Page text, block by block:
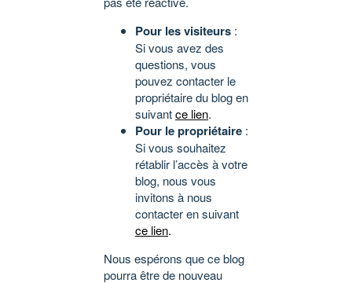
Pour les visiteurs :
Si vous avez des
questions, vous
pouvez contacter le
propriétaire du blog en
suivantce lien.
Pour le propriétaire :
Si vous souhaitez
rétablir l’accès à votre
blog, nous vous
invitons à nous
contacter en suivant
ce lien.
Nous espérons que ce blog
pourra être de nouveau